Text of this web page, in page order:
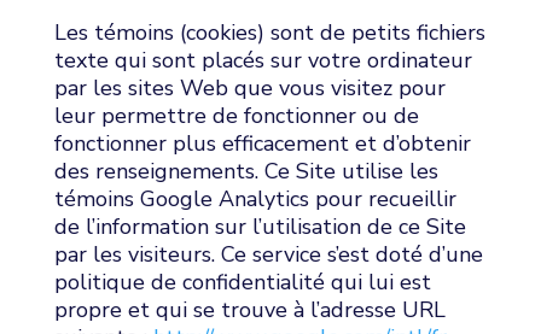
Les témoins (cookies) sont de petits fichiers
texte qui sont placés sur votre ordinateur
par les sites Web que vous visitez pour
leur permettre de fonctionner ou de
fonctionner plus efficacement et d’obtenir
des renseignements. Ce Site utilise les
témoins Google Analytics pour recueillir
de l’information sur l’utilisation de ce Site
par les visiteurs. Ce service s’est doté d’une
politique de confidentialité qui lui est
propre et qui se trouve à l’adresse URL